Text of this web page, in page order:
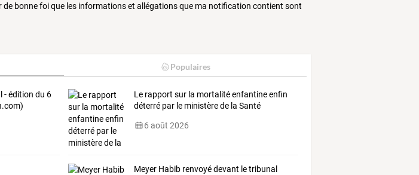
de bonne foi que les informations et allégations que ma notification contient sont
Populaires
- édition du 6
Le rapport sur la mortalité enfantine enfin
déterré par le ministère de la Santé
6 août 2026
Meyer Habib renvoyé devant le tribunal